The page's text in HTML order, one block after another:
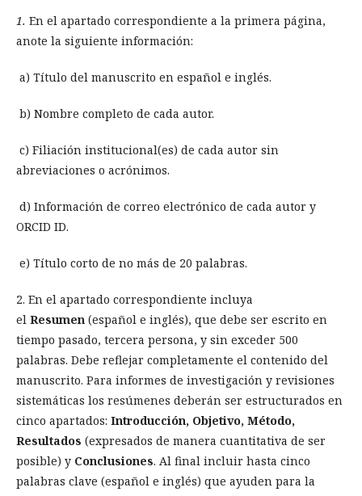
1. En el apartado correspondiente a la primera página,
anote la siguiente información:
a) Título del manuscrito en español e inglés.
b) Nombre completo de cada autor.
c) Filiación institucional(es) de cada autor sin
abreviaciones o acrónimos.
d) Información de correo electrónico de cada autor y
ORCID ID.
e) Título corto de no más de 20 palabras.
2. En el apartado correspondiente incluya
el Resumen (español e inglés), que debe ser escrito en
tiempo pasado, tercera persona, y sin exceder 500
palabras. Debe reflejar completamente el contenido del
manuscrito. Para informes de investigación y revisiones
sistemáticas los resúmenes deberán ser estructurados en
cinco apartados: Introducción, Objetivo, Método,
Resultados (expresados de manera cuantitativa de ser
posible) y Conclusiones. Al final incluir hasta cinco
palabras clave (español e inglés) que ayuden para la